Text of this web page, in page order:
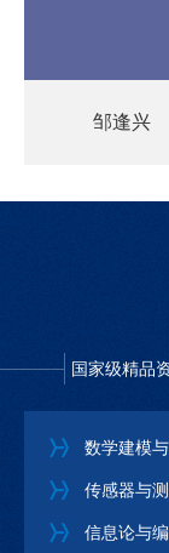
邹逢兴
国家级精品
数学建模
传感器与
信息论与